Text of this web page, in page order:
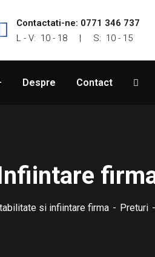
Contactati-ne: 0771 346 737
L - V: 10 - 18 | S: 10 - 15
Despre Contact
si infiintare firma Preturi